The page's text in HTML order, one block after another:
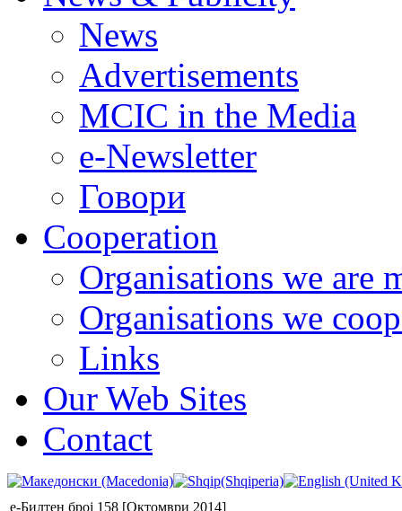
News
Advertisements
MCIC in the Media
e-Newsletter
Говори
Cooperation
Organisations we are
Organisations we
Links
Our Web Sites
Contact
е-Билтен број 158 [Октомври 2014]